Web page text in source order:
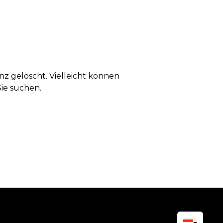
gelöscht. Vielleicht können
suchen.